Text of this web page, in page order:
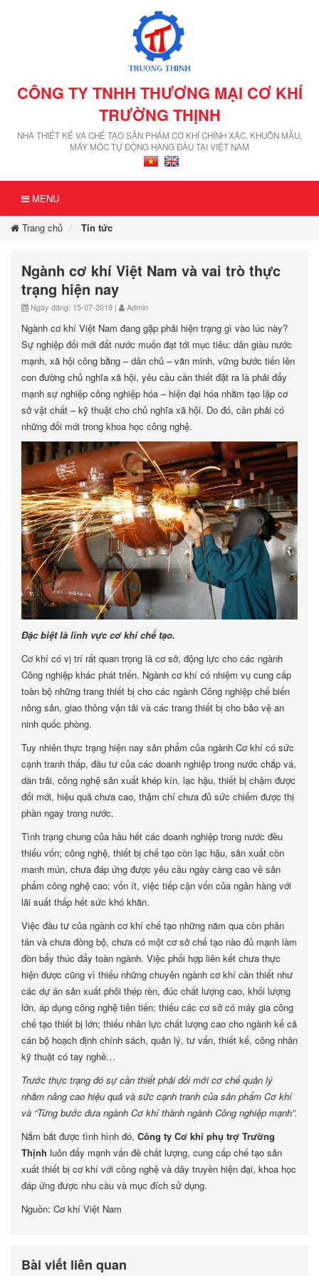
CÔNG TY TNHH THƯƠNG MẠI CƠ KHÍ
TRƯỜNG THỊNH
NHÀ THIẾT KẾ VÀ CHẾ TẠO SẢN PHẨM CƠ KHÍ CHÍNH XÁC, KHUÔN MẪU,
MÁY MÓC TỰ ĐỘNG HÀNG ĐẦU TẠI VIỆT NAM
MENU
Trang chủ Tin tức
Ngành cơ khí Việt Nam và vai trò thực
trạng hiện nay
Ngày đăng: 15-07-2019 | Admin
Ngành cơ khí Việt Nam đang gặp phải hiện trạng gì vào lúc này?
Sự nghiệp đổi mới đất nước muốn đạt tới mục tiêu: dân giàu nước
mạnh, xã hội công bằng – dân chủ – văn minh, vững bước tiến lên
con đường chủ nghĩa xã hội, yêu cầu cần thiết đặt ra là phải đẩy
mạnh sự nghiệp công nghiệp hóa – hiện đại hóa nhằm tạo lập cơ
sở vật chất – kỹ thuật cho chủ nghĩa xã hội. Do đó, cần phải có
những đổi mới trong khoa học công nghệ.
Đặc biệt là lĩnh vực cơ khí chế tạo.
Cơ khí có vị trí rất quan trọng là cơ sở, động lực cho các ngành
Công nghiệp khác phát triển. Ngành cơ khí có nhiệm vụ cung cấp
toàn bộ những trang thiết bị cho các ngành Công nghiệp chế biến
nông sản, giao thông vận tải và các trang thiết bị cho bảo vệ an
ninh quốc phòng.
Tuy nhiên thực trạng hiện nay sản phẩm của ngành Cơ khí có sức
cạnh tranh thấp, đầu tư của các doanh nghiệp trong nước chắp vá,
dàn trải, công nghệ sản xuất khép kín, lạc hậu, thiết bị chậm được
đổi mới, hiệu quả chưa cao, thậm chí chưa đủ sức chiếm được thị
phần ngay trong nước.
Tình trạng chung của hầu hết các doanh nghiệp trong nước đều
thiếu vốn; công nghệ, thiết bị chế tạo còn lạc hậu, sản xuất còn
manh mún, chưa đáp ứng được yêu cầu ngày càng cao về sản
phẩm công nghệ cao; vốn ít, việc tiếp cận vốn của ngân hàng với
lãi suất thấp hết sức khó khăn.
Việc đầu tư của ngành cơ khí chế tạo những năm qua còn phân
tán và chưa đồng bộ, chưa có một cơ sở chế tạo nào đủ mạnh làm
đòn bẩy thúc đẩy toàn ngành. Việc phối hợp liên kết chưa thực
hiện được cũng vì thiếu những chuyên ngành cơ khí cần thiết như
các dự án sản xuất phôi thép rèn, đúc chất lượng cao, khối lượng
lớn, áp dụng công nghệ tiên tiến; thiếu các cơ sở có máy gia công
chế tạo thiết bị lớn; thiếu nhân lực chất lượng cao cho ngành kể cả
cán bộ hoạch định chính sách, quản lý, tư vấn, thiết kế, công nhân
kỹ thuật có tay nghề…
Trước thực trạng đó sự cần thiết phải đổi mới cơ chế quản lý
nhằm nâng cao hiệu quả và sức cạnh tranh của sản phẩm Cơ khí
và “Từng bước đưa ngành Cơ khí thành ngành Công nghiệp mạnh”.
Nắm bắt được tình hình đó, Công ty Cơ khí phụ trợ Trường
Thịnh luôn đẩy mạnh vấn đề chất lượng, cung cấp chế tạo sản
xuất thiết bị cơ khí với công nghệ và dây truyền hiện đại, khoa học
đáp ứng được nhu cầu và mục đích sử dụng.
Nguồn: Cơ khí Việt Nam
Bài viết liên quan